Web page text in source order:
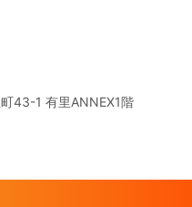
43-1 有里ANNEX1階